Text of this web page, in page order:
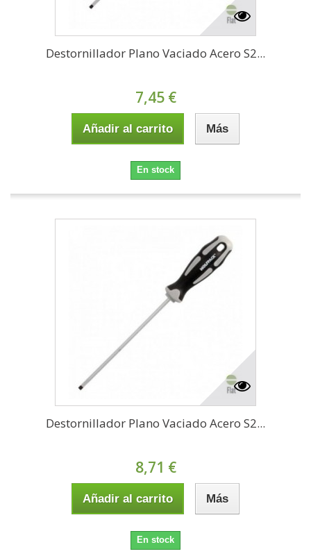
Destornillador Plano Vaciado Acero S2...
7,45 €
Añadir al carrito Más
En stock
Destornillador Plano Vaciado Acero S2...
8,71 €
Añadir al carrito Más
En stock